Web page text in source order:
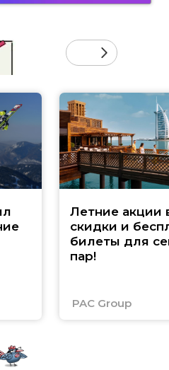
Летние акции
скидки и
билеты для
пар!
PAC Group